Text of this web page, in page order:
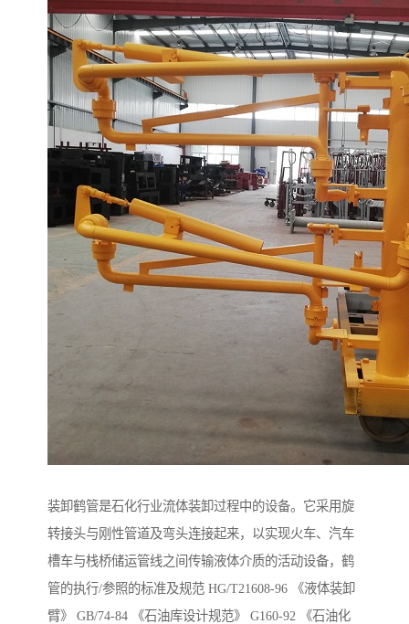
装卸鹤管是石化行业流体装卸过程中的设备。它采用旋
转接头与刚性管道及弯头连接起来，以实现火车、汽车
槽车与栈桥储运管线之间传输液体介质的活动设备，鹤
管的执行/参照的标准及规范 HG/T21608-96 《液体装卸
臂》 GB/74-84 《石油库设计规范》 G160-92 《石油化